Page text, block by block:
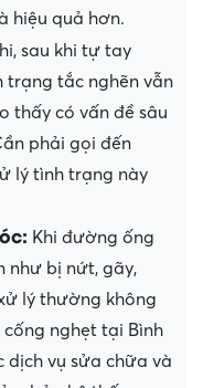
hiệu quả hơn.
sau khi tự tay
trạng tắc nghẽn vẫn
thấy có vấn đề sâu
phải gọi đến
lý tình trạng này
Khi đường ống
như bị nứt, gãy,
lý thường không
nghẹt tại Bình
dịch vụ sửa chữa và